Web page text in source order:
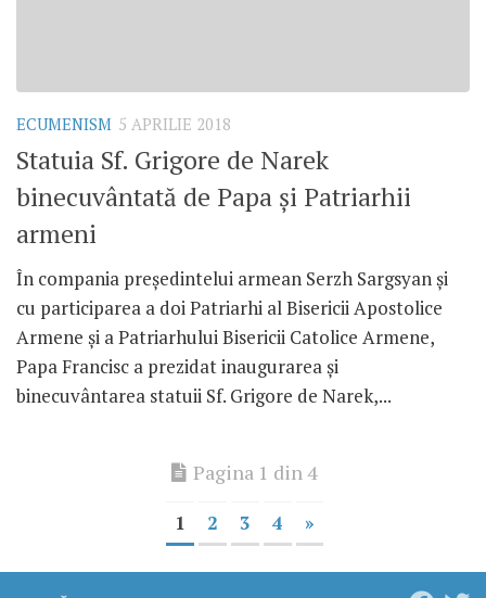
ECUMENISM 5 APRILIE 2018
Statuia Sf. Grigore de Narek
binecuvântată de Papa și Patriarhii
armeni
În compania președintelui armean Serzh Sargsyan și
cu participarea a doi Patriarhi al Bisericii Apostolice
Armene și a Patriarhului Bisericii Catolice Armene,
Papa Francisc a prezidat inaugurarea și
binecuvântarea statuii Sf. Grigore de Narek,...
Pagina 1 din 4
1 2 3 4 »